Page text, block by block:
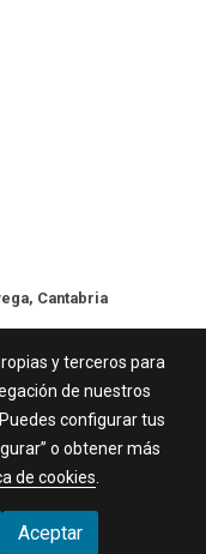
Cantabria
y terceros para
de nuestros
configurar tus
o obtener más
de cookies
Aceptar